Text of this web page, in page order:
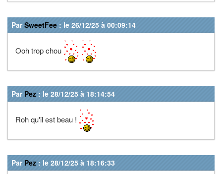
ParSweetFee : le 26/12/25 à 00:09:14
Ooh trop chou
Par Pez : le 28/12/25 à 18:14:54
Roh qu'il est beau !
Par Pez : le 28/12/25 à 18:16:33